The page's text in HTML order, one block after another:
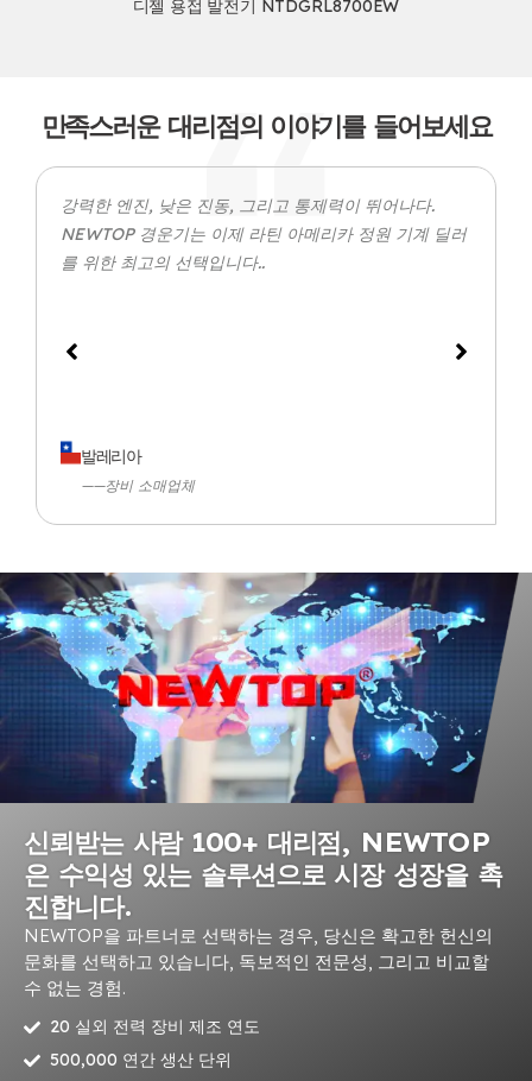
디젤 용접 발전기 NTDGRL8700EW
만족스러운 대리점의 이야기를 들어보세요
강력한 엔진, 낮은 진동, 그리고 통제력이 뛰어나다.
NEWTOP 경운기는 이제 라틴 아메리카 정원 기계 딜러
를 위한 최고의 선택입니다..
발레리아
——장비 소매업체
신뢰받는 사람 100+ 대리점, NEWTOP
은 수익성 있는 솔루션으로 시장 성장을 촉
진합니다.
NEWTOP을 파트너로 선택하는 경우, 당신은 확고한 헌신의
문화를 선택하고 있습니다, 독보적인 전문성, 그리고 비교할
수 없는 경험.
20 실외 전력 장비 제조 연도
500,000 연간 생산 단위